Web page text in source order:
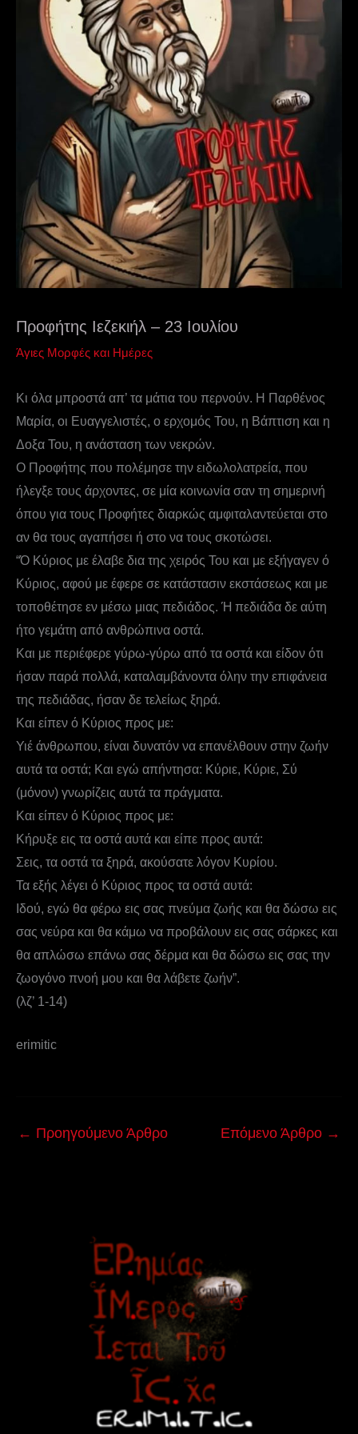
Προφήτης Ιεζεκιήλ – 23 Ιουλίου
Άγιες Μορφές και Ημέρες
Κι όλα μπροστά απ’ τα μάτια του περνούν. Η Παρθένος
Μαρία, οι Ευαγγελιστές, ο ερχομός Του, η Βάπτιση και η
Δοξα Του, η ανάσταση των νεκρών.
Ο Προφήτης που πολέμησε την ειδωλολατρεία, που
ήλεγξε τους άρχοντες, σε μία κοινωνία σαν τη σημερινή
όπου για τους Προφήτες διαρκώς αμφιταλαντεύεται στο
αν θα τους αγαπήσει ή στο να τους σκοτώσει.
“Ό Κύριος με έλαβε δια της χειρός Του και με εξήγαγεν ό
Κύριος, αφού με έφερε σε κατάστασιν εκστάσεως και με
τοποθέτησε εν μέσω μιας πεδιάδος. Ή πεδιάδα δε αύτη
ήτο γεμάτη από ανθρώπινα οστά.
Και με περιέφερε γύρω-γύρω από τα οστά και είδον ότι
ήσαν παρά πολλά, καταλαμβάνοντα όλην την επιφάνεια
της πεδιάδας, ήσαν δε τελείως ξηρά.
Και είπεν ό Κύριος προς με:
Υιέ άνθρωπου, είναι δυνατόν να επανέλθουν στην ζωήν
αυτά τα οστά; Και εγώ απήντησα: Κύριε, Κύριε, Σύ
(μόνον) γνωρίζεις αυτά τα πράγματα.
Και είπεν ό Κύριος προς με:
Κήρυξε εις τα οστά αυτά και είπε προς αυτά:
Σεις, τα οστά τα ξηρά, ακούσατε λόγον Κυρίου.
Τα εξής λέγει ό Κύριος προς τα οστά αυτά:
Ιδού, εγώ θα φέρω εις σας πνεύμα ζωής και θα δώσω εις
σας νεύρα και θα κάμω να προβάλουν εις σας σάρκες και
θα απλώσω επάνω σας δέρμα και θα δώσω εις σας την
ζωογόνο πνοή μου και θα λάβετε ζωήν”.
(λζ’ 1-14)
erimitic
← Προηγούμενο Άρθρο Επόμενο Άρθρο →